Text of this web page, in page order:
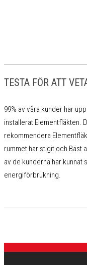
TESTA FÖR ATT
99% av våra kunder har
installerat Elementfläkten.
rekommendera
rummet har stigit och Bäst
av de kunderna har kunnat
energiförbrukning.